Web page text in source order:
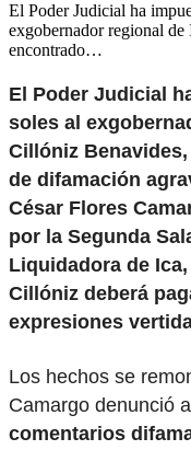
El Poder Judicial ha
exgobernador regional
encontrado…
El Poder Judicial
soles al
Cillóniz
de difamación
César Flores
por la Segunda
Liquidadora de
Cillóniz deberá
expresiones
Los hechos se
Camargo denunció
comentarios